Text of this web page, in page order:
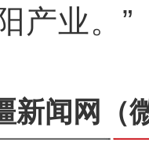
产业。”
新闻网